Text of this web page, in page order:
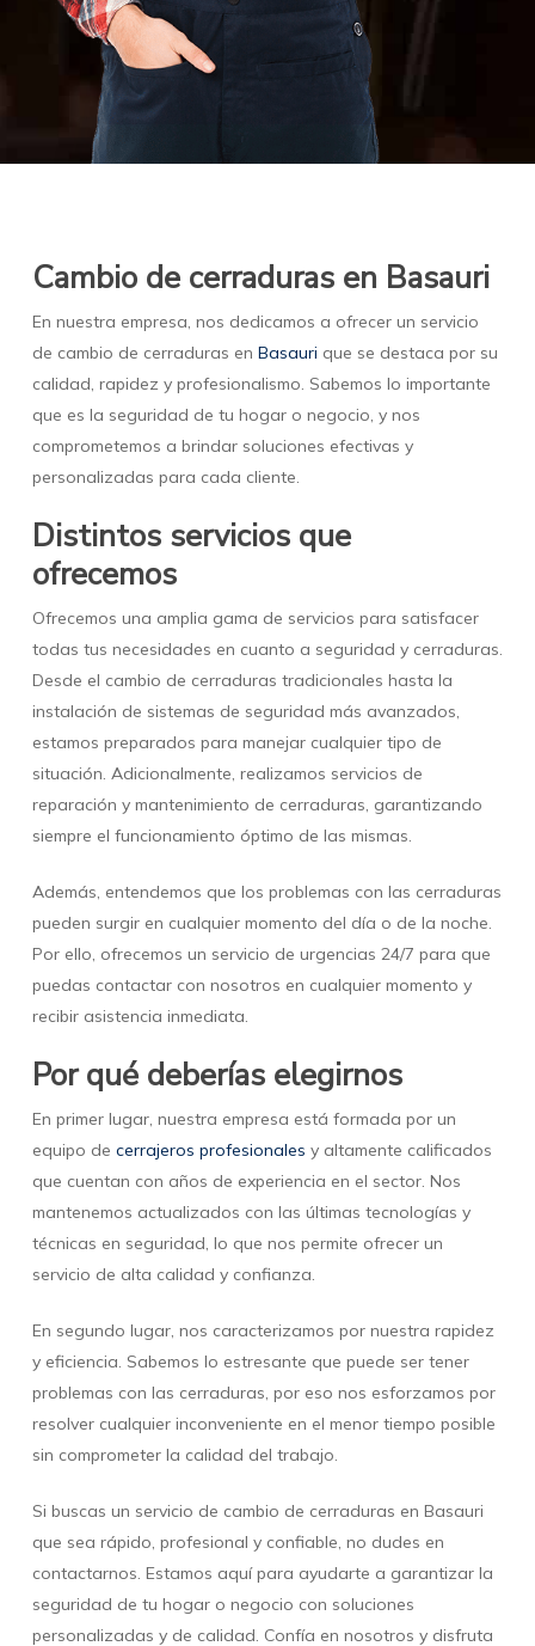
Cambio de cerraduras en Basauri
En nuestra empresa, nos dedicamos a ofrecer un servicio
de cambio de cerraduras en Basauri que se destaca por su
calidad, rapidez y profesionalismo. Sabemos lo importante
que es la seguridad de tu hogar o negocio, y nos
comprometemos a brindar soluciones efectivas y
personalizadas para cada cliente.
Distintos servicios que
ofrecemos
Ofrecemos una amplia gama de servicios para satisfacer
todas tus necesidades en cuanto a seguridad y cerraduras.
Desde el cambio de cerraduras tradicionales hasta la
instalación de sistemas de seguridad más avanzados,
estamos preparados para manejar cualquier tipo de
situación. Adicionalmente, realizamos servicios de
reparación y mantenimiento de cerraduras, garantizando
siempre el funcionamiento óptimo de las mismas.
Además, entendemos que los problemas con las cerraduras
pueden surgir en cualquier momento del día o de la noche.
Por ello, ofrecemos un servicio de urgencias 24/7 para que
puedas contactar con nosotros en cualquier momento y
recibir asistencia inmediata.
Por qué deberías elegirnos
En primer lugar, nuestra empresa está formada por un
equipo de cerrajeros profesionales y altamente calificados
que cuentan con años de experiencia en el sector. Nos
mantenemos actualizados con las últimas tecnologías y
técnicas en seguridad, lo que nos permite ofrecer un
servicio de alta calidad y confianza.
En segundo lugar, nos caracterizamos por nuestra rapidez
y eficiencia. Sabemos lo estresante que puede ser tener
problemas con las cerraduras, por eso nos esforzamos por
resolver cualquier inconveniente en el menor tiempo posible
sin comprometer la calidad del trabajo.
Si buscas un servicio de cambio de cerraduras en Basauri
que sea rápido, profesional y confiable, no dudes en
contactarnos. Estamos aquí para ayudarte a garantizar la
seguridad de tu hogar o negocio con soluciones
personalizadas y de calidad. Confía en nosotros y disfruta